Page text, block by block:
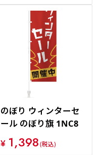
のぼり ウィンターセ
ール のぼり旗 1NC8
¥ 1,398(税込)